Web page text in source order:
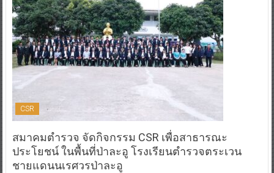
CSR
สมาคมตำรวจ จัดกิจกรรม CSR เพื่อสาธารณะ
ประโยชน์ ในพื้นที่ป่าละอู โรงเรียนตำรวจตระเวน
ชายแดนนเรศวรป่าละอู